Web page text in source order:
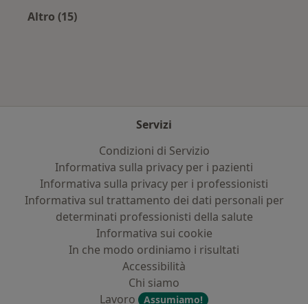
Altro (15)
Servizi
Condizioni di Servizio
Informativa sulla privacy per i pazienti
Informativa sulla privacy per i professionisti
Informativa sul trattamento dei dati personali per
determinati professionisti della salute
Informativa sui cookie
In che modo ordiniamo i risultati
Accessibilità
Chi siamo
Lavoro
Assumiamo!